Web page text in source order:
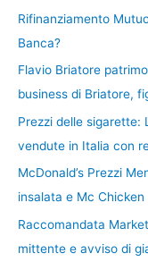
Rifinanziamento
Banca?
Flavio Briatore
business di Briatore,
Prezzi delle sigarette:
vendute in Italia con
McDonald’s Prezzi
insalata e Mc Chicken
Raccomandata
mittente e avviso di